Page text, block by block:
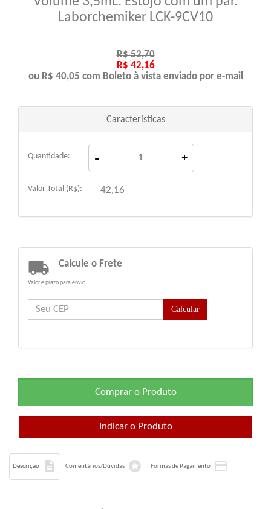
Laborchemiker LCK-9CV10
R$ 52,70
R$ 42,16
ou R$ 40,05 com Boleto à vista enviado por e-mail
Características
Quantidade: - +
Valor Total (R$): 42,16
 Calcule o Frete
Valor e prazo para envio
Calcular
Descrição  Comentários/Dúvidas  Formas de Pagamento 